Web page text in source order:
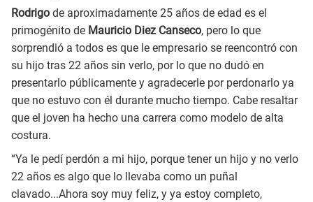
Rodrigo de aproximadamente 25 años de edad es el
primogénito de Mauricio Diez Canseco, pero lo que
sorprendió a todos es que le empresario se reencontró con
su hijo tras 22 años sin verlo, por lo que no dudó en
presentarlo públicamente y agradecerle por perdonarlo ya
que no estuvo con él durante mucho tiempo. Cabe resaltar
que el joven ha hecho una carrera como modelo de alta
costura.
“Ya le pedí perdón a mi hijo, porque tener un hijo y no verlo
22 años es algo que lo llevaba como un puñal
clavado...Ahora soy muy feliz, y ya estoy completo,